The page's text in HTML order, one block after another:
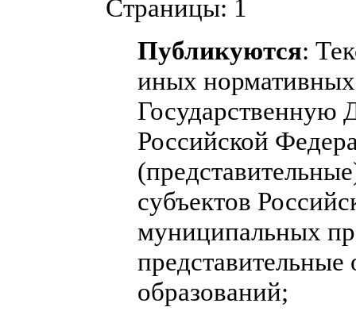
Страницы: 1
Публикуются:
иных
Государственную
Российской
субъектов
муниципальных
образований;